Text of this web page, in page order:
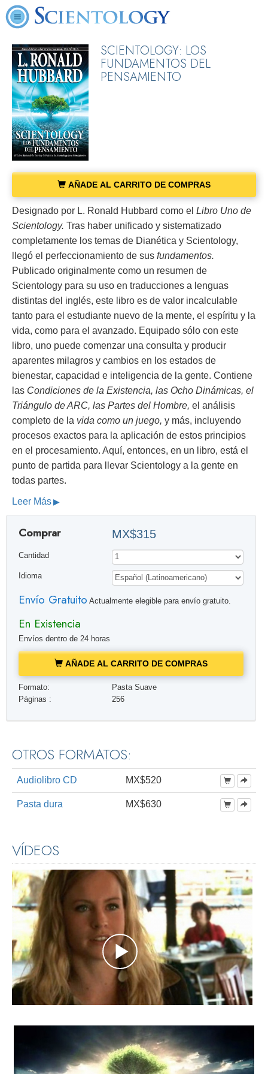
SCIENTOLOGY: LOS
FUNDAMENTOS DEL
PENSAMIENTO
AÑADE AL CARRITO DE COMPRAS
Designado por L. Ronald Hubbard como el Libro Uno de
Scientology. Tras haber unificado y sistematizado
completamente los temas de Dianética y Scientology,
llegó el perfeccionamiento de sus fundamentos.
Publicado originalmente como un resumen de
Scientology para su uso en traducciones a lenguas
distintas del inglés, este libro es de valor incalculable
tanto para el estudiante nuevo de la mente, el espíritu y la
vida, como para el avanzado. Equipado sólo con este
libro, uno puede comenzar una consulta y producir
aparentes milagros y cambios en los estados de
bienestar, capacidad e inteligencia de la gente. Contiene
las Condiciones de la Existencia, las Ocho Dinámicas, el
Triángulo de ARC, las Partes del Hombre, el análisis
completo de la vida como un juego, y más, incluyendo
procesos exactos para la aplicación de estos principios
en el procesamiento. Aquí, entonces, en un libro, está el
punto de partida para llevar Scientology a la gente en
todas partes.
Leer Más
Comprar MX$315
Cantidad
Idioma
Envío Gratuito Actualmente elegible para envío gratuito.
En Existencia
Envíos dentro de 24 horas
AÑADE AL CARRITO DE COMPRAS
Formato:
Pasta Suave
Páginas :
256
OTROS FORMATOS:
Audiolibro CD MX$520
Pasta dura MX$630
VÍDEOS